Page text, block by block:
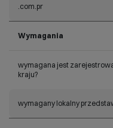
.com.pr
Wymagania
wymagana jest
kraju?
wymagany lokalny